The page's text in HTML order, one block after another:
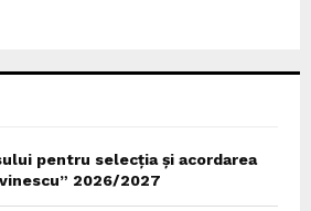
pentru selecția și acordarea
2026/2027